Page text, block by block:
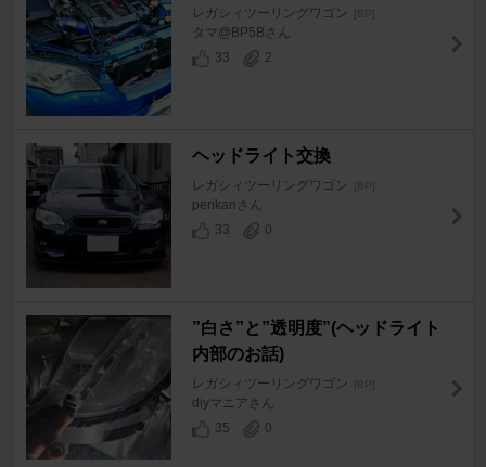
レガシィツーリングワゴン [BP]
タマ@BP5Bさん
33
2
ヘッドライト交換
レガシィツーリングワゴン [BP]
perikanさん
33
0
”白さ”と”透明度”(ヘッドライト
内部のお話)
レガシィツーリングワゴン [BP]
diyマニアさん
35
0